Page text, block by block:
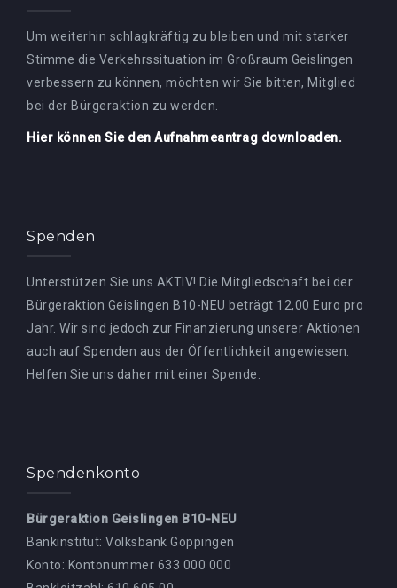
Um weiterhin schlagkräftig zu bleiben und mit starker
Stimme die Verkehrssituation im Großraum Geislingen
verbessern zu können, möchten wir Sie bitten, Mitglied
bei der Bürgeraktion zu werden.
Hier können Sie den Aufnahmeantrag downloaden.
Spenden
Unterstützen Sie uns AKTIV! Die Mitgliedschaft bei der
Bürgeraktion Geislingen B10-NEU beträgt 12,00 Euro pro
Jahr. Wir sind jedoch zur Finanzierung unserer Aktionen
auch auf Spenden aus der Öffentlichkeit angewiesen.
Helfen Sie uns daher mit einer Spende.
Spendenkonto
Bürgeraktion Geislingen B10-NEU
Bankinstitut: Volksbank Göppingen
Konto: Kontonummer 633 000 000